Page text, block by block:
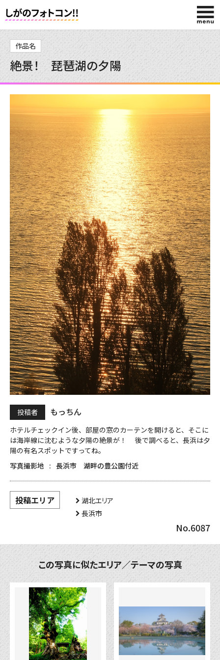
HOME
入賞作品
作品名
絶景！ 琵琶湖の夕陽
投稿者 もっちん
ホテルチェックイン後、部屋の窓のカーテンを開けると、そこに
は海岸線に沈むような夕陽の絶景が！ 後で調べると、長浜は夕
陽の有名スポットですってね。
写真撮影地
長浜市 湖畔の豊公園付近
投稿エリア
湖北エリア
長浜市
No.6087
この写真に似たエリア／テーマの写真